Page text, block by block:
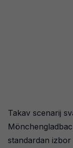
Takav scenarij
standardan